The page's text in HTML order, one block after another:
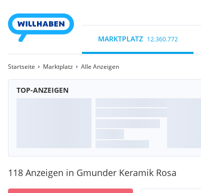
MARKTPLATZ 12.360.772
Startseite Marktplatz Alle Anzeigen
TOP-ANZEIGEN
118 Anzeigen in Gmunder Keramik Rosa